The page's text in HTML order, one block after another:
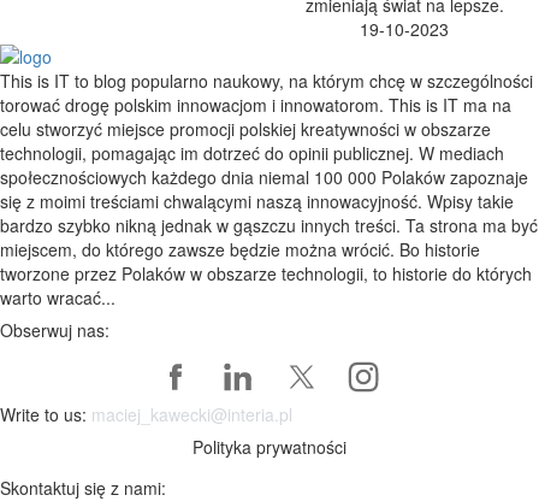
zmieniają świat na lepsze.
19-10-2023
This is IT to blog popularno naukowy, na którym chcę w szczególności
torować drogę polskim innowacjom i innowatorom. This is IT ma na
celu stworzyć miejsce promocji polskiej kreatywności w obszarze
technologii, pomagając im dotrzeć do opinii publicznej. W mediach
społecznościowych każdego dnia niemal 100 000 Polaków zapoznaje
się z moimi treściami chwalącymi naszą innowacyjność. Wpisy takie
bardzo szybko nikną jednak w gąszczu innych treści. Ta strona ma być
miejscem, do którego zawsze będzie można wrócić. Bo historie
tworzone przez Polaków w obszarze technologii, to historie do których
warto wracać...
Obserwuj nas:
Write to us: maciej_kawecki@interia.pl
Polityka prywatności
Skontaktuj się z nami: